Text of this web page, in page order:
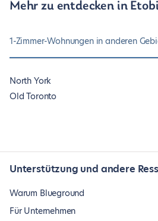
Mehr zu entdecken in
1-Zimmer-Wohnungen in anderen
North York
Old Toronto
Unterstützung und andere
Warum Blueground
Für Unternehmen